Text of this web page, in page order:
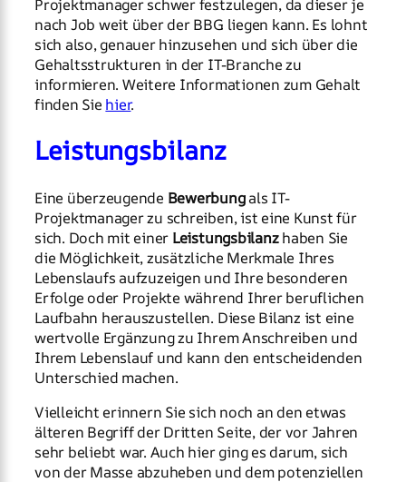
Projektmanager schwer festzulegen, da dieser je
nach Job weit über der BBG liegen kann. Es lohnt
sich also, genauer hinzusehen und sich über die
Gehaltsstrukturen in der IT-Branche zu
informieren. Weitere Informationen zum Gehalt
finden Sie hier.
Leistungsbilanz
Eine überzeugende Bewerbungals IT-
Projektmanager zu schreiben, ist eine Kunst für
sich. Doch mit einer Leistungsbilanzhaben Sie
die Möglichkeit, zusätzliche Merkmale Ihres
Lebenslaufs aufzuzeigen und Ihre besonderen
Erfolge oder Projekte während Ihrer beruflichen
Laufbahn herauszustellen. Diese Bilanz ist eine
wertvolle Ergänzung zu Ihrem Anschreiben und
Ihrem Lebenslauf und kann den entscheidenden
Unterschied machen.
Vielleicht erinnern Sie sich noch an den etwas
älteren Begriff der Dritten Seite, der vor Jahren
sehr beliebt war. Auch hier ging es darum, sich
von der Masse abzuheben und dem potenziellen